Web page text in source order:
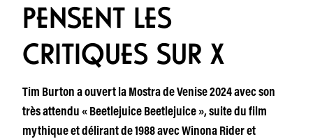
PENSENT LES
CRITIQUES SUR X
Tim Burton a ouvert la Mostra de Venise 2024 avec son
très attendu « Beetlejuice Beetlejuice », suite du film
mythique et délirant de 1988 avec Winona Rider et